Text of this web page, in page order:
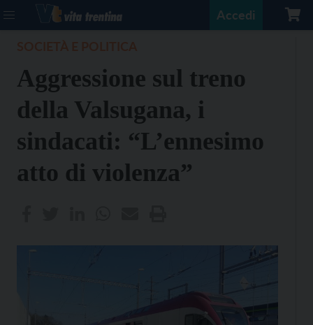
Accedi
Aggressione sul treno
della Valsugana, i
sindacati: “L’ennesimo
atto di violenza”